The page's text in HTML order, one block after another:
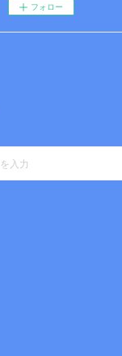
フォロー